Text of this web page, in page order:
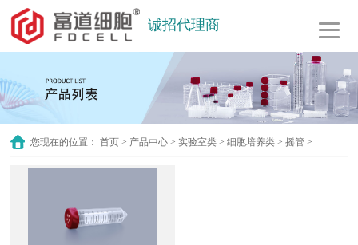
诚招代理商
您现在的位置：首页 > 产品中心 >实验室类 >细胞培养类 >摇管 >